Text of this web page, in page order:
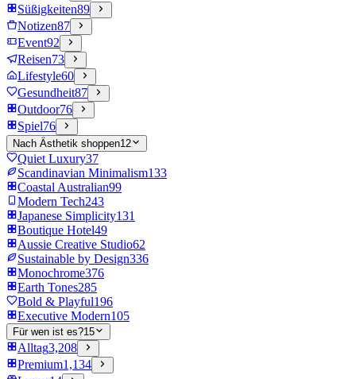
Süßigkeiten89
Notizen87
Event92
Reisen73
Lifestyle60
Gesundheit87
Outdoor76
Spiel76
Nach Ästhetik shoppen12
Quiet Luxury37
Scandinavian Minimalism133
Coastal Australian99
Modern Tech243
Japanese Simplicity131
Boutique Hotel49
Aussie Creative Studio62
Sustainable by Design336
Monochrome376
Earth Tones285
Bold & Playful196
Executive Modern105
Für wen ist es?15
Alltag3,208
Premium1,134